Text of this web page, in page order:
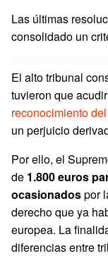
Las últimas
consolidado un
El alto tribunal
tuvieron que
reconocimiento del
un perjuicio
Por ello, el
de 1.800 euros
ocasionadospor
derecho que ya
europea. La
diferencias entre